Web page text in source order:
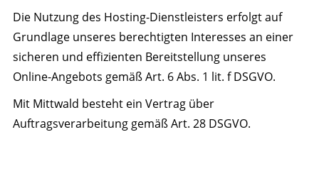
Die Nutzung des Hosting-Dienstleisters erfolgt auf
Grundlage unseres berechtigten Interesses an einer
sicheren und effizienten Bereitstellung unseres
Online-Angebots gemäß Art. 6 Abs. 1 lit. f DSGVO.
Mit Mittwald besteht ein Vertrag über
Auftragsverarbeitung gemäß Art. 28 DSGVO.